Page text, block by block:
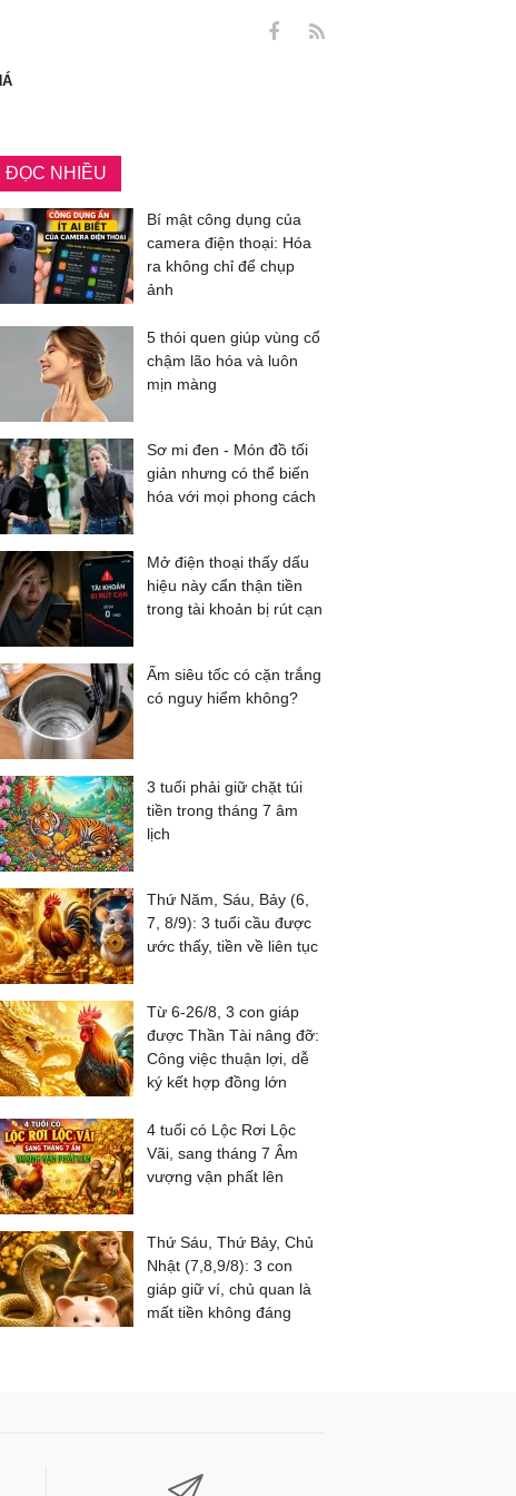
ĐỌC NHIỀU
Bí mật công dụng của
camera điện thoại: Hóa
ra không chỉ để chụp
ảnh
5 thói quen giúp vùng cổ
chậm lão hóa và luôn
mịn màng
Sơ mi đen - Món đồ tối
giản nhưng có thể biến
hóa với mọi phong cách
Mở điện thoại thấy dấu
hiệu này cẩn thận tiền
trong tài khoản bị rút cạn
Ấm siêu tốc có cặn trắng
có nguy hiểm không?
3 tuổi phải giữ chặt túi
tiền trong tháng 7 âm
lịch
Thứ Năm, Sáu, Bảy (6,
7, 8/9): 3 tuổi cầu được
ước thấy, tiền về liên tục
Từ 6-26/8, 3 con giáp
được Thần Tài nâng đỡ:
Công việc thuận lợi, dễ
ký kết hợp đồng lớn
4 tuổi có Lộc Rơi Lộc
Vãi, sang tháng 7 Âm
vượng vận phất lên
Thứ Sáu, Thứ Bảy, Chủ
Nhật (7,8,9/8): 3 con
giáp giữ ví, chủ quan là
mất tiền không đáng